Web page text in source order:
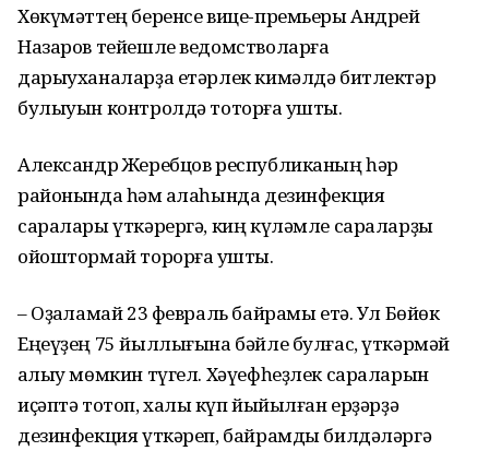
Хөкүмәттең беренсе вице-премьеры Андрей
Назаров тейешле ведомстволарға
дарыуханаларҙа етәрлек кимәлдә битлектәр
булыуын контролдә тоторға ҡушты.
Александр Жеребцов республиканың һәр
районында һәм ҡалаһында дезинфекция
саралары үткәрергә, киң күләмле сараларҙы
ойоштормай торорға ҡушты.
– Оҙаҡламай 23 февраль байрамы етә. Ул Бөйөк
Еңеүҙең 75 йыллығына бәйле булғас, үткәрмәй
ҡалыу мөмкин түгел. Хәүефһеҙлек сараларын
иҫәптә тотоп, халыҡ күп йыйылған ерҙәрҙә
дезинфекция үткәреп, байрамды билдәләргә